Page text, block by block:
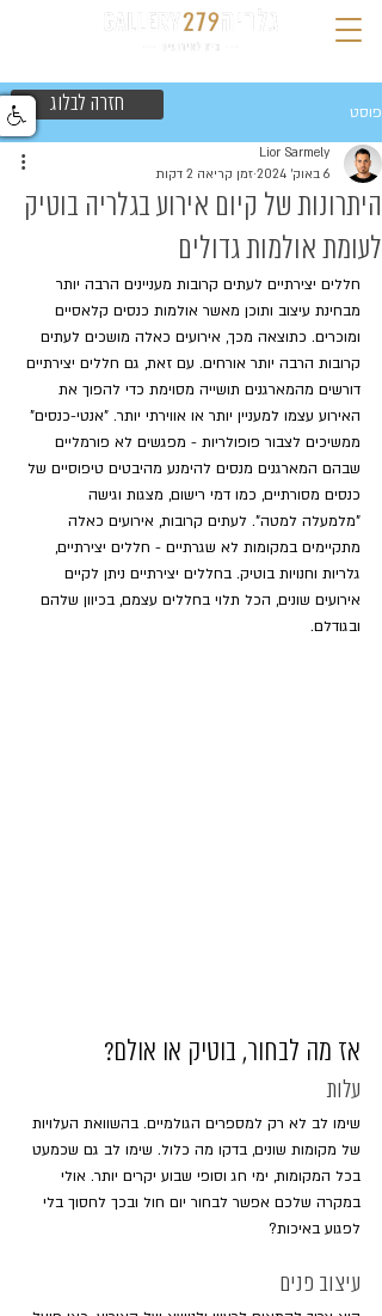
פוסט
היתרונות של קיום אירוע בגלריה בוטיק
לעומת אולמות גדולים
Lior Sarmely
6 באוק׳ 2024
זמן קריאה 2 דקות
חללים יצירתיים לעתים קרובות מעניינים הרבה יותר
מבחינת עיצוב ותוכן מאשר אולמות כנסים קלאסיים
ומוכרים. כתוצאה מכך, אירועים כאלה מושכים לעתים
קרובות הרבה יותר אורחים. עם זאת, גם חללים יצירתיים
דורשים מהמארגנים תושייה מסוימת כדי להפוך את
האירוע עצמו למעניין יותר או אווירתי יותר. "אנטי-כנסים"
ממשיכים לצבור פופולריות - מפגשים לא פורמליים
שבהם המארגנים מנסים להימנע מהיבטים טיפוסיים של
כנסים מסורתיים, כמו דמי רישום, מצגות וגישה
"מלמעלה למטה". לעתים קרובות, אירועים כאלה
מתקיימים במקומות לא שגרתיים - חללים יצירתיים,
גלריות וחנויות בוטיק. בחללים יצירתיים ניתן לקיים
אירועים שונים, הכל תלוי בחללים עצמם, בכיוון שלהם
ובגודלם.
אז מה לבחור, בוטיק או אולם?
עלות
שימו לב לא רק למספרים הגולמיים. בהשוואת העלויות
של מקומות שונים, בדקו מה כלול. שימו לב גם שכמעט
בכל המקומות, ימי חג וסופי שבוע יקרים יותר. אולי
במקרה שלכם אפשר לבחור יום חול ובכך לחסוך בלי
לפגוע באיכות?
עיצוב פנים
חזרה לבלוג